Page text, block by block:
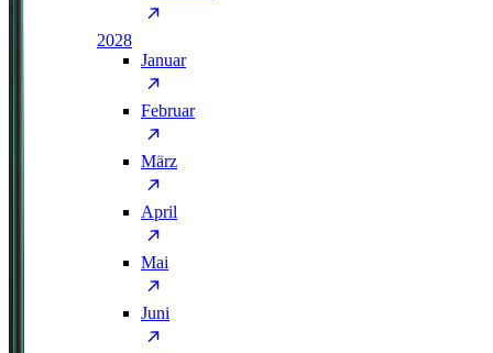
2028
Januar
Februar
März
April
Mai
Juni